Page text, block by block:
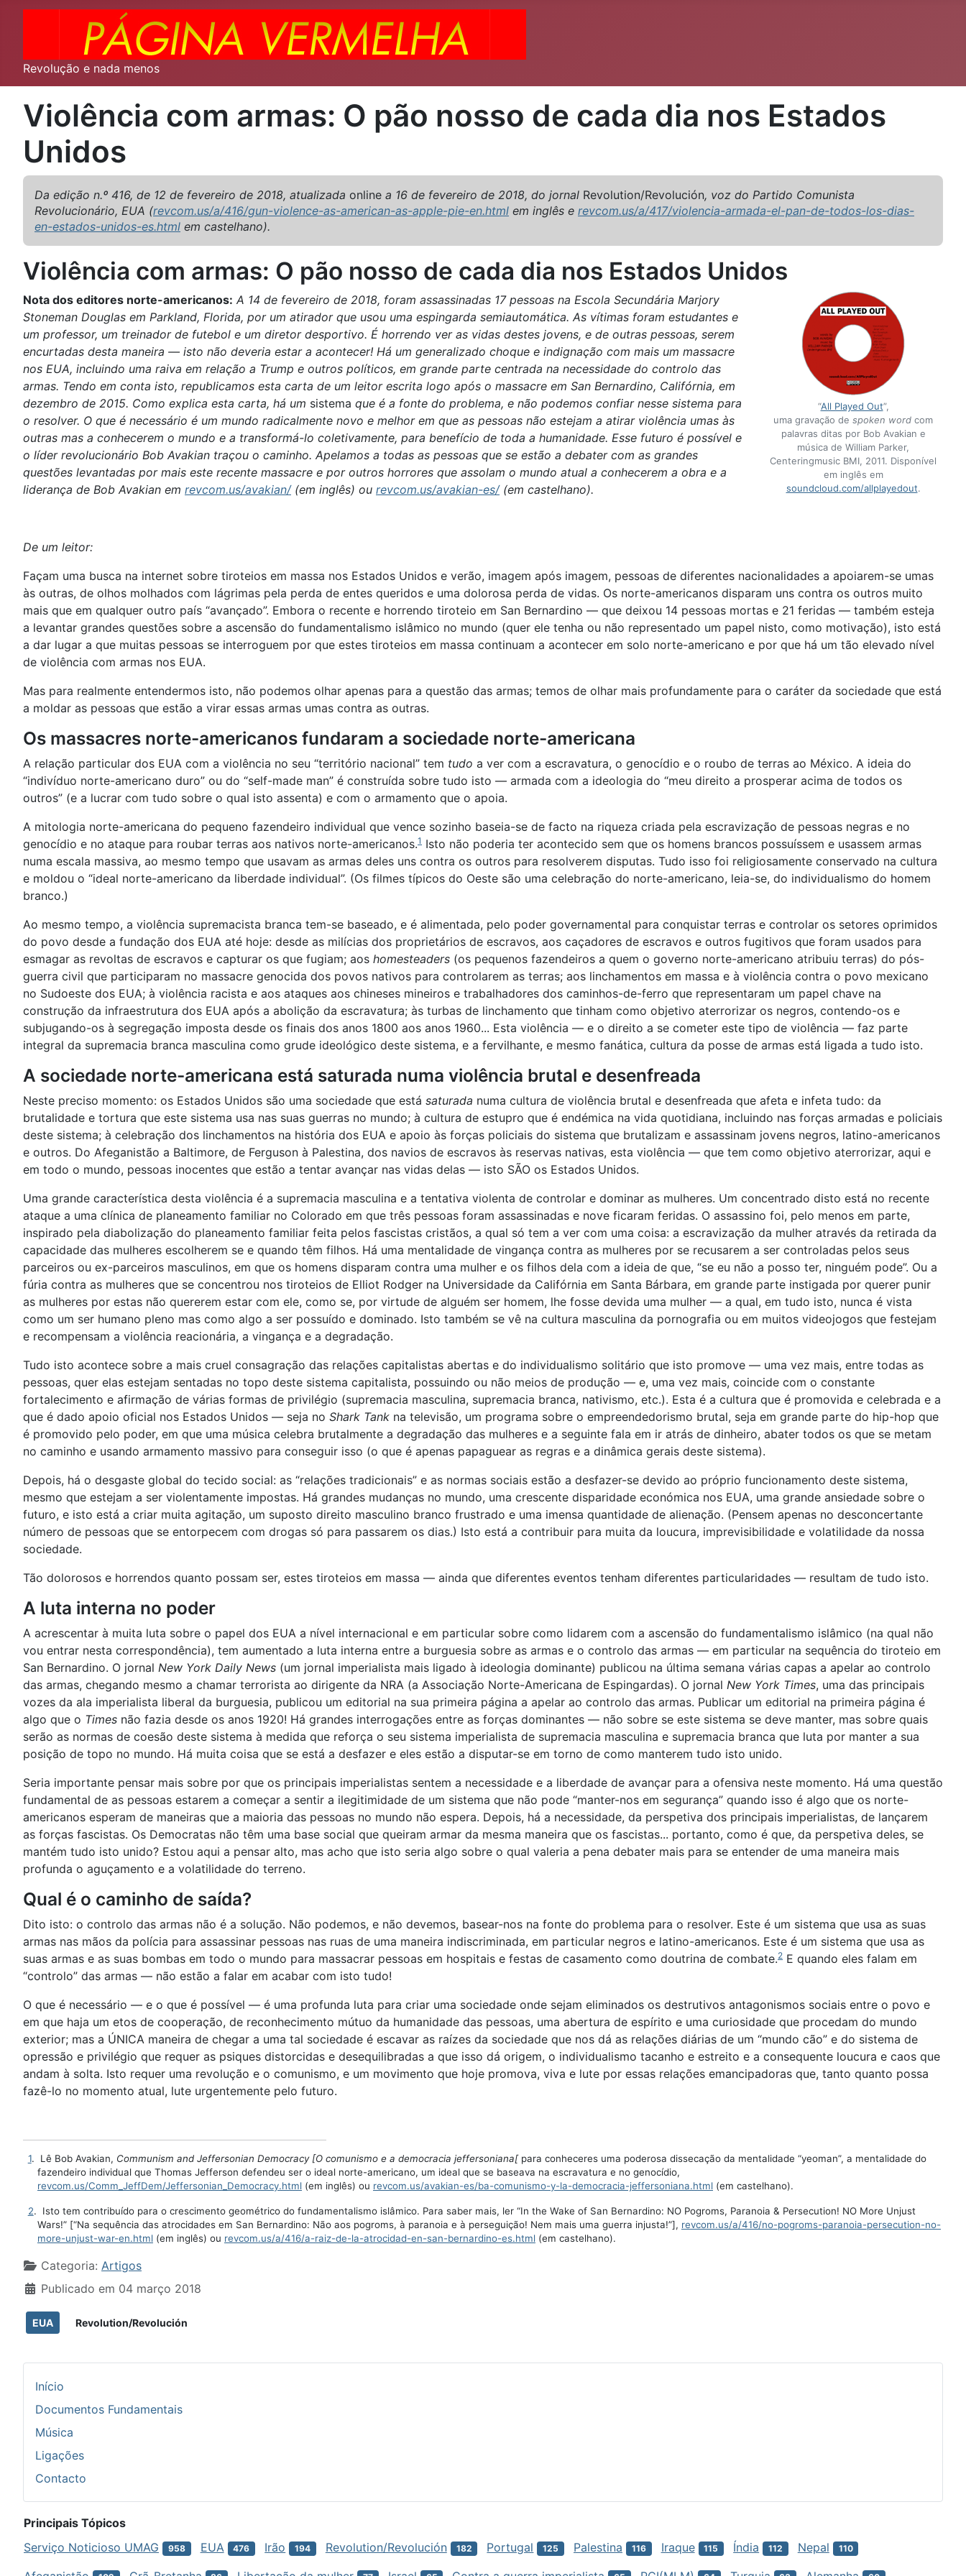
Revolução e nada menos
Violência com armas: O pão nosso de cada dia nos Estados
Unidos
Da edição n.º 416, de 12 de fevereiro de 2018, atualizada online a 16 de fevereiro de 2018, do jornal Revolution/Revolución, voz do Partido Comunista
Revolucionário, EUA (revcom.us/a/416/gun-violence-as-american-as-apple-pie-en.html em inglês e revcom.us/a/417/violencia-armada-el-pan-de-todos-los-dias-
en-estados-unidos-es.html em castelhano).
Violência com armas: O pão nosso de cada dia nos Estados Unidos
“All Played Out”,
uma gravação de spoken word com
palavras ditas por Bob Avakian e
música de William Parker,
Centeringmusic BMI, 2011. Disponível
em inglês em
soundcloud.com/allplayedout.
Nota dos editores norte-americanos: A 14 de fevereiro de 2018, foram assassinadas 17 pessoas na Escola Secundária Marjory
Stoneman Douglas em Parkland, Florida, por um atirador que usou uma espingarda semiautomática. As vítimas foram estudantes e
um professor, um treinador de futebol e um diretor desportivo. É horrendo ver as vidas destes jovens, e de outras pessoas, serem
encurtadas desta maneira — isto não deveria estar a acontecer! Há um generalizado choque e indignação com mais um massacre
nos EUA, incluindo uma raiva em relação a Trump e outros políticos, em grande parte centrada na necessidade do controlo das
armas. Tendo em conta isto, republicamos esta carta de um leitor escrita logo após o massacre em San Bernardino, Califórnia, em
dezembro de 2015. Como explica esta carta, há um sistema que é a fonte do problema, e não podemos confiar nesse sistema para
o resolver. O que é necessário é um mundo radicalmente novo e melhor em que as pessoas não estejam a atirar violência umas às
outras mas a conhecerem o mundo e a transformá-lo coletivamente, para benefício de toda a humanidade. Esse futuro é possível e
o líder revolucionário Bob Avakian traçou o caminho. Apelamos a todas as pessoas que se estão a debater com as grandes
questões levantadas por mais este recente massacre e por outros horrores que assolam o mundo atual a conhecerem a obra e a
liderança de Bob Avakian em revcom.us/avakian/(em inglês) ou revcom.us/avakian-es/(em castelhano).
De um leitor:
Façam uma busca na internet sobre tiroteios em massa nos Estados Unidos e verão, imagem após imagem, pessoas de diferentes nacionalidades a apoiarem-se umas
às outras, de olhos molhados com lágrimas pela perda de entes queridos e uma dolorosa perda de vidas. Os norte-americanos disparam uns contra os outros muito
mais que em qualquer outro país “avançado”. Embora o recente e horrendo tiroteio em San Bernardino — que deixou 14 pessoas mortas e 21 feridas — também esteja
a levantar grandes questões sobre a ascensão do fundamentalismo islâmico no mundo (quer ele tenha ou não representado um papel nisto, como motivação), isto está
a dar lugar a que muitas pessoas se interroguem por que estes tiroteios em massa continuam a acontecer em solo norte-americano e por que há um tão elevado nível
de violência com armas nos EUA.
Mas para realmente entendermos isto, não podemos olhar apenas para a questão das armas; temos de olhar mais profundamente para o caráter da sociedade que está
a moldar as pessoas que estão a virar essas armas umas contra as outras.
Os massacres norte-americanos fundaram a sociedade norte-americana
A relação particular dos EUA com a violência no seu “território nacional” tem tudo a ver com a escravatura, o genocídio e o roubo de terras ao México. A ideia do
“indivíduo norte-americano duro” ou do “self-made man” é construída sobre tudo isto — armada com a ideologia do “meu direito a prosperar acima de todos os
outros” (e a lucrar com tudo sobre o qual isto assenta) e com o armamento que o apoia.
A mitologia norte-americana do pequeno fazendeiro individual que vence sozinho baseia-se de facto na riqueza criada pela escravização de pessoas negras e no
genocídio e no ataque para roubar terras aos nativos norte-americanos.1 Isto não poderia ter acontecido sem que os homens brancos possuíssem e usassem armas
numa escala massiva, ao mesmo tempo que usavam as armas deles uns contra os outros para resolverem disputas. Tudo isso foi religiosamente conservado na cultura
e moldou o “ideal norte-americano da liberdade individual”. (Os filmes típicos do Oeste são uma celebração do norte-americano, leia-se, do individualismo do homem
branco.)
Ao mesmo tempo, a violência supremacista branca tem-se baseado, e é alimentada, pelo poder governamental para conquistar terras e controlar os setores oprimidos
do povo desde a fundação dos EUA até hoje: desde as milícias dos proprietários de escravos, aos caçadores de escravos e outros fugitivos que foram usados para
esmagar as revoltas de escravos e capturar os que fugiam; aos homesteaders (os pequenos fazendeiros a quem o governo norte-americano atribuiu terras) do pós-
guerra civil que participaram no massacre genocida dos povos nativos para controlarem as terras; aos linchamentos em massa e à violência contra o povo mexicano
no Sudoeste dos EUA; à violência racista e aos ataques aos chineses mineiros e trabalhadores dos caminhos-de-ferro que representaram um papel chave na
construção da infraestrutura dos EUA após a abolição da escravatura; às turbas de linchamento que tinham como objetivo aterrorizar os negros, contendo-os e
subjugando-os à segregação imposta desde os finais dos anos 1800 aos anos 1960... Esta violência — e o direito a se cometer este tipo de violência — faz parte
integral da supremacia branca masculina como grude ideológico deste sistema, e a fervilhante, e mesmo fanática, cultura da posse de armas está ligada a tudo isto.
A sociedade norte-americana está saturada numa violência brutal e desenfreada
Neste preciso momento: os Estados Unidos são uma sociedade que está saturada numa cultura de violência brutal e desenfreada que afeta e infeta tudo: da
brutalidade e tortura que este sistema usa nas suas guerras no mundo; à cultura de estupro que é endémica na vida quotidiana, incluindo nas forças armadas e policiais
deste sistema; à celebração dos linchamentos na história dos EUA e apoio às forças policiais do sistema que brutalizam e assassinam jovens negros, latino-americanos
e outros. Do Afeganistão a Baltimore, de Ferguson à Palestina, dos navios de escravos às reservas nativas, esta violência — que tem como objetivo aterrorizar, aqui e
em todo o mundo, pessoas inocentes que estão a tentar avançar nas vidas delas — isto SÃO os Estados Unidos.
Uma grande característica desta violência é a supremacia masculina e a tentativa violenta de controlar e dominar as mulheres. Um concentrado disto está no recente
ataque a uma clínica de planeamento familiar no Colorado em que três pessoas foram assassinadas e nove ficaram feridas. O assassino foi, pelo menos em parte,
inspirado pela diabolização do planeamento familiar feita pelos fascistas cristãos, a qual só tem a ver com uma coisa: a escravização da mulher através da retirada da
capacidade das mulheres escolherem se e quando têm filhos. Há uma mentalidade de vingança contra as mulheres por se recusarem a ser controladas pelos seus
parceiros ou ex-parceiros masculinos, em que os homens disparam contra uma mulher e os filhos dela com a ideia de que, “se eu não a posso ter, ninguém pode”. Ou a
fúria contra as mulheres que se concentrou nos tiroteios de Elliot Rodger na Universidade da Califórnia em Santa Bárbara, em grande parte instigada por querer punir
as mulheres por estas não quererem estar com ele, como se, por virtude de alguém ser homem, lhe fosse devida uma mulher — a qual, em tudo isto, nunca é vista
como um ser humano pleno mas como algo a ser possuído e dominado. Isto também se vê na cultura masculina da pornografia ou em muitos videojogos que festejam
e recompensam a violência reacionária, a vingança e a degradação.
Tudo isto acontece sobre a mais cruel consagração das relações capitalistas abertas e do individualismo solitário que isto promove — uma vez mais, entre todas as
pessoas, quer elas estejam sentadas no topo deste sistema capitalista, possuindo ou não meios de produção — e, uma vez mais, coincide com o constante
fortalecimento e afirmação de várias formas de privilégio (supremacia masculina, supremacia branca, nativismo, etc.). Esta é a cultura que é promovida e celebrada e a
que é dado apoio oficial nos Estados Unidos — seja no Shark Tank na televisão, um programa sobre o empreendedorismo brutal, seja em grande parte do hip-hop que
é promovido pelo poder, em que uma música celebra brutalmente a degradação das mulheres e a seguinte fala em ir atrás de dinheiro, abater todos os que se metam
no caminho e usando armamento massivo para conseguir isso (o que é apenas papaguear as regras e a dinâmica gerais deste sistema).
Depois, há o desgaste global do tecido social: as “relações tradicionais” e as normas sociais estão a desfazer-se devido ao próprio funcionamento deste sistema,
mesmo que estejam a ser violentamente impostas. Há grandes mudanças no mundo, uma crescente disparidade económica nos EUA, uma grande ansiedade sobre o
futuro, e isto está a criar muita agitação, um suposto direito masculino branco frustrado e uma imensa quantidade de alienação. (Pensem apenas no desconcertante
número de pessoas que se entorpecem com drogas só para passarem os dias.) Isto está a contribuir para muita da loucura, imprevisibilidade e volatilidade da nossa
sociedade.
Tão dolorosos e horrendos quanto possam ser, estes tiroteios em massa — ainda que diferentes eventos tenham diferentes particularidades — resultam de tudo isto.
A luta interna no poder
A acrescentar à muita luta sobre o papel dos EUA a nível internacional e em particular sobre como lidarem com a ascensão do fundamentalismo islâmico (na qual não
vou entrar nesta correspondência), tem aumentado a luta interna entre a burguesia sobre as armas e o controlo das armas — em particular na sequência do tiroteio em
San Bernardino. O jornal New York Daily News (um jornal imperialista mais ligado à ideologia dominante) publicou na última semana várias capas a apelar ao controlo
das armas, chegando mesmo a chamar terrorista ao dirigente da NRA (a Associação Norte-Americana de Espingardas). O jornal New York Times, uma das principais
vozes da ala imperialista liberal da burguesia, publicou um editorial na sua primeira página a apelar ao controlo das armas. Publicar um editorial na primeira página é
algo que o Times não fazia desde os anos 1920! Há grandes interrogações entre as forças dominantes — não sobre se este sistema se deve manter, mas sobre quais
serão as normas de coesão deste sistema à medida que reforça o seu sistema imperialista de supremacia masculina e supremacia branca que luta por manter a sua
posição de topo no mundo. Há muita coisa que se está a desfazer e eles estão a disputar-se em torno de como manterem tudo isto unido.
Seria importante pensar mais sobre por que os principais imperialistas sentem a necessidade e a liberdade de avançar para a ofensiva neste momento. Há uma questão
fundamental de as pessoas estarem a começar a sentir a ilegitimidade de um sistema que não pode “manter-nos em segurança” quando isso é algo que os norte-
americanos esperam de maneiras que a maioria das pessoas no mundo não espera. Depois, há a necessidade, da perspetiva dos principais imperialistas, de lançarem
as forças fascistas. Os Democratas não têm uma base social que queiram armar da mesma maneira que os fascistas... portanto, como é que, da perspetiva deles, se
mantém tudo isto unido? Estou aqui a pensar alto, mas acho que isto seria algo sobre o qual valeria a pena debater mais para se entender de uma maneira mais
profunda o aguçamento e a volatilidade do terreno.
Qual é o caminho de saída?
Dito isto: o controlo das armas não é a solução. Não podemos, e não devemos, basear-nos na fonte do problema para o resolver. Este é um sistema que usa as suas
armas nas mãos da polícia para assassinar pessoas nas ruas de uma maneira indiscriminada, em particular negros e latino-americanos. Este é um sistema que usa as
suas armas e as suas bombas em todo o mundo para massacrar pessoas em hospitais e festas de casamento como doutrina de combate.2 E quando eles falam em
“controlo” das armas — não estão a falar em acabar com isto tudo!
O que é necessário — e o que é possível — é uma profunda luta para criar uma sociedade onde sejam eliminados os destrutivos antagonismos sociais entre o povo e
em que haja um etos de cooperação, de reconhecimento mútuo da humanidade das pessoas, uma abertura de espírito e uma curiosidade que procedam do mundo
exterior; mas a ÚNICA maneira de chegar a uma tal sociedade é escavar as raízes da sociedade que nos dá as relações diárias de um “mundo cão” e do sistema de
opressão e privilégio que requer as psiques distorcidas e desequilibradas a que isso dá origem, o individualismo tacanho e estreito e a consequente loucura e caos que
andam à solta. Isto requer uma revolução e o comunismo, e um movimento que hoje promova, viva e lute por essas relações emancipadoras que, tanto quanto possa
fazê-lo no momento atual, lute urgentemente pelo futuro.
1. Lê Bob Avakian, Communism and Jeffersonian Democracy [O comunismo e a democracia jeffersoniana[para conheceres uma poderosa dissecação da mentalidade “yeoman”, a mentalidade do
fazendeiro individual que Thomas Jefferson defendeu ser o ideal norte-americano, um ideal que se baseava na escravatura e no genocídio,
revcom.us/Comm_JeffDem/Jeffersonian_Democracy.html (em inglês) ou revcom.us/avakian-es/ba-comunismo-y-la-democracia-jeffersoniana.html (em castelhano).
2. Isto tem contribuído para o crescimento geométrico do fundamentalismo islâmico. Para saber mais, ler “In the Wake of San Bernardino: NO Pogroms, Paranoia & Persecution! NO More Unjust
Wars!” [“Na sequência das atrocidades em San Bernardino: Não aos pogroms, à paranoia e à perseguição! Nem mais uma guerra injusta!”], revcom.us/a/416/no-pogroms-paranoia-persecution-no-
more-unjust-war-en.html (em inglês) ou revcom.us/a/416/a-raiz-de-la-atrocidad-en-san-bernardino-es.html (em castelhano).
Detalhes
Categoria: Artigos
Publicado em 04 março 2018
EUA Revolution/Revolución
Início
Documentos Fundamentais
Música
Ligações
Contacto
Principais Tópicos
Serviço Noticioso UMAG
958 EUA 476 Irão 194 Revolution/Revolución 182 Portugal 125 Palestina 116 Iraque 115 Índia 112 Nepal 110